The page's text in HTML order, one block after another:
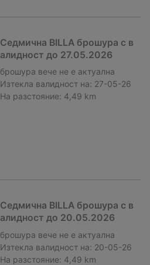
Седмична BILLA брошура с в
алидност до 27.05.2026
брошура вече не е актуална
Изтекла валидност на: 27-05-26
На разстояние: 4,49 km
Седмична BILLA брошура с в
алидност до 20.05.2026
брошура вече не е актуална
Изтекла валидност на: 20-05-26
На разстояние: 4,49 km